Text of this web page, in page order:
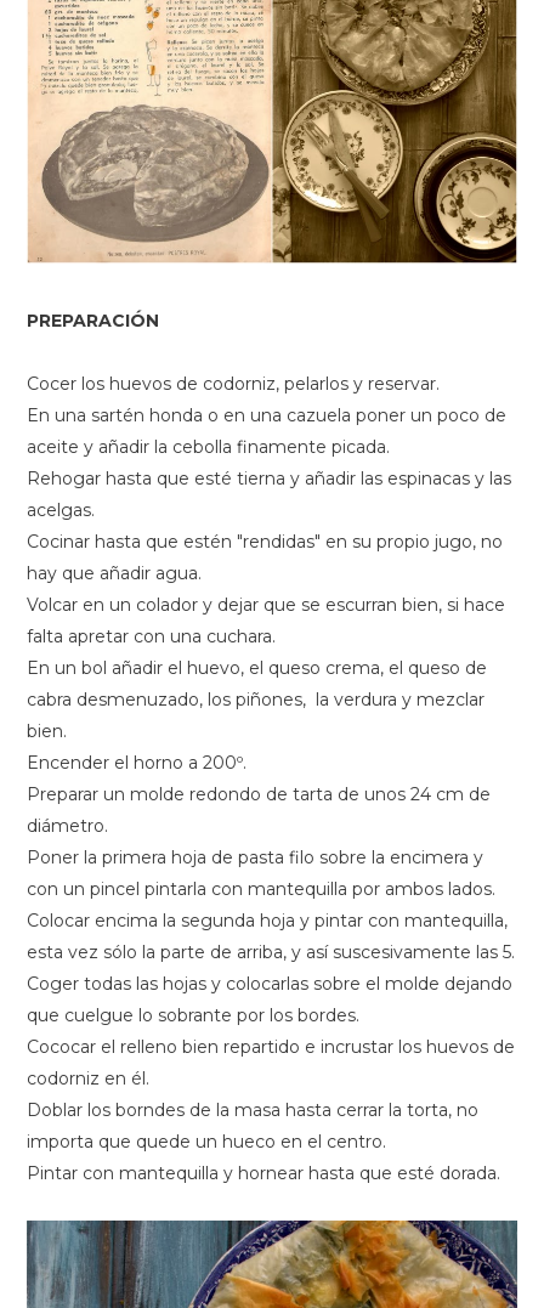
PREPARACIÓN
Cocer los huevos de codorniz, pelarlos y reservar.
En una sartén honda o en una cazuela poner un poco de
aceite y añadir la cebolla finamente picada.
Rehogar hasta que esté tierna y añadir las espinacas y las
acelgas.
Cocinar hasta que estén "rendidas" en su propio jugo, no
hay que añadir agua.
Volcar en un colador y dejar que se escurran bien, si hace
falta apretar con una cuchara.
En un bol añadir el huevo, el queso crema, el queso de
cabra desmenuzado, los piñones, la verdura y mezclar
bien.
Encender el horno a 200º.
Preparar un molde redondo de tarta de unos 24 cm de
diámetro.
Poner la primera hoja de pasta filo sobre la encimera y
con un pincel pintarla con mantequilla por ambos lados.
Colocar encima la segunda hoja y pintar con mantequilla,
esta vez sólo la parte de arriba, y así suscesivamente las 5.
Coger todas las hojas y colocarlas sobre el molde dejando
que cuelgue lo sobrante por los bordes.
Cococar el relleno bien repartido e incrustar los huevos de
codorniz en él.
Doblar los borndes de la masa hasta cerrar la torta, no
importa que quede un hueco en el centro.
Pintar con mantequilla y hornear hasta que esté dorada.